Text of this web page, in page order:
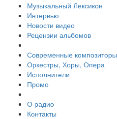
Музыкальный Лексикон
Интервью
Новости видео
Рецензии альбомов
Современные композиторы
Оркестры, Хоры, Опера
Исполнители
Промо
О радио
Контакты